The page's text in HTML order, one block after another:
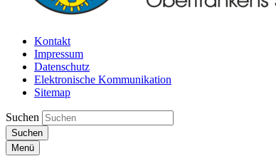
Kontakt
Impressum
Datenschutz
Elektronische Kommunikation
Sitemap
Suchen
Suchen
Menü